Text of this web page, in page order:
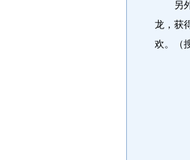
另外
龙，获
欢。（